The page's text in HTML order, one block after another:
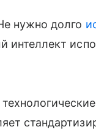
нужно долго
интеллект